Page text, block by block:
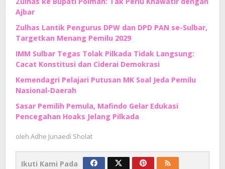
Ajbar
Zulhas Lantik Pengurus DPW dan DPD PAN se-Sulbar,
Targetkan Menang Pemilu 2029
‎IMM Sulbar Tegas Tolak Pilkada Tidak Langsung:
Cacat Konstitusi dan Ciderai Demokrasi
Kemendagri Pelajari Putusan MK Soal Jeda Pemilu
Nasional-Daerah
Sasar Pemilih Pemula, Mafindo Gelar Edukasi
Pencegahan Hoaks Jelang Pilkada
oleh Adhe Junaedi Sholat
Ikuti Kami Pada